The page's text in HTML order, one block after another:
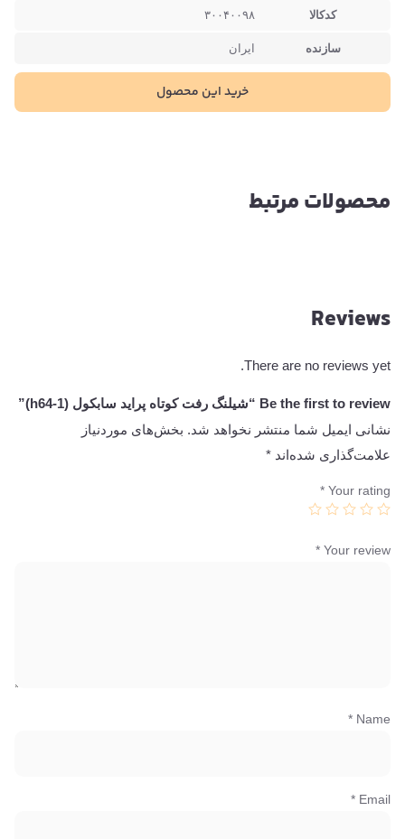
کدکالا ۳۰۰۴۰۰۹۸
سازنده ایران
خرید این محصول
محصولات مرتبط
Reviews
There are no reviews yet.
Be the first to review “شیلنگ رفت کوتاه پراید سابکول (h64-1)”
نشانی ایمیل شما منتشر نخواهد شد. بخش‌های موردنیاز
علامت‌گذاری شده‌اند *
Your rating
*
Your review
*
Name
*
Email
*